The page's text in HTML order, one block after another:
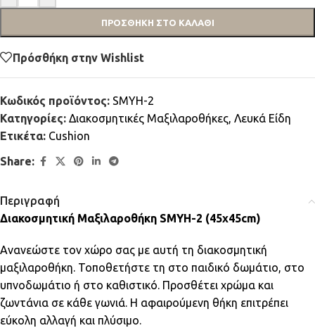
ΠΡΟΣΘΉΚΗ ΣΤΟ ΚΑΛΆΘΙ
Πρόσθήκη στην Wishlist
Κωδικός προϊόντος: SMYH-2
Κατηγορίες: Διακοσμητικές Μαξιλαροθήκες, Λευκά Είδη
Ετικέτα: Cushion
Share:
Περιγραφή
Διακοσμητική Μαξιλαροθήκη SMYH-2 (45x45cm)
Ανανεώστε τον χώρο σας με αυτή τη διακοσμητική
μαξιλαροθήκη. Τοποθετήστε τη στο παιδικό δωμάτιο, στο
υπνοδωμάτιο ή στο καθιστικό. Προσθέτει χρώμα και
ζωντάνια σε κάθε γωνιά. Η αφαιρούμενη θήκη επιτρέπει
εύκολη αλλαγή και πλύσιμο.